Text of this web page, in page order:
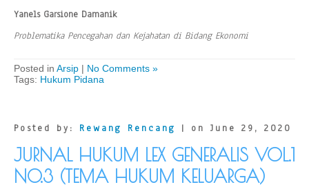
Yanels Garsione Damanik
Problematika Pencegahan dan Kejahatan di Bidang Ekonomi
Posted in Arsip | No Comments »
Tags: Hukum Pidana
Posted by: Rewang Rencang | on June 29, 2020
JURNAL HUKUM LEX GENERALIS VOL.1
NO.3 (TEMA HUKUM KELUARGA)